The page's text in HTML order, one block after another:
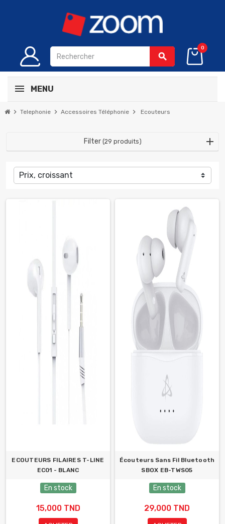
search
0
MENU
chevron_right Telephonie chevron_right Accessoires Téléphonie chevron_right Ecouteurs
Filter (29 produits)
Prix, croissant
ECOUTEURS FILAIRES T-LINE
EC01 - BLANC
En stock
15,000 TND
Écouteurs Sans Fil Bluetooth
SBOX EB-TWS05
En stock
29,000 TND